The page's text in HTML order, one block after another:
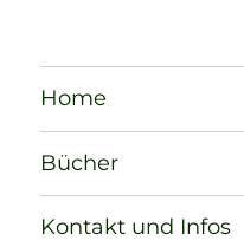
Home
Bücher
Kontakt und Infos